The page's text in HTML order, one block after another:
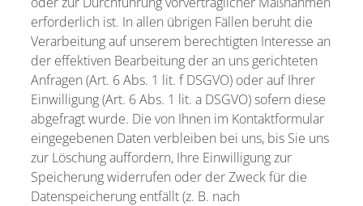
erforderlich ist. In allen übrigen Fällen beruht die
Verarbeitung auf unserem berechtigten Interesse an
der effektiven Bearbeitung der an uns gerichteten
Anfragen (Art. 6 Abs. 1 lit. f DSGVO) oder auf Ihrer
Einwilligung (Art. 6 Abs. 1 lit. a DSGVO) sofern diese
abgefragt wurde. Die von Ihnen im Kontaktformular
eingegebenen Daten verbleiben bei uns, bis Sie uns
zur Löschung auffordern, Ihre Einwilligung zur
Speicherung widerrufen oder der Zweck für die
Datenspeicherung entfällt (z. B. nach